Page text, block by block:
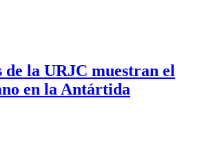
de la URJC muestran el
en la Antártida